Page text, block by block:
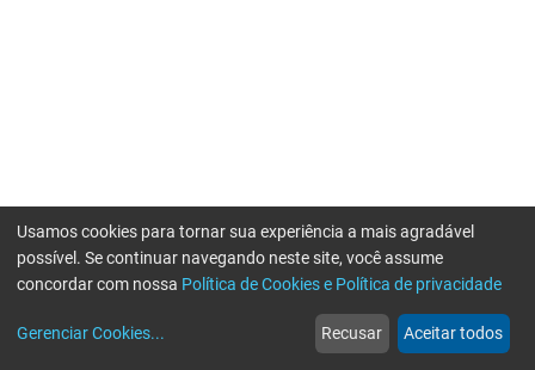
web
Notícias
more_horiz
Mais
Usamos cookies para tornar sua experiência a mais agradável
possível. Se continuar navegando neste site, você assume
concordar com nossa Política de Cookies e Política de privacidade
Gerenciar Cookies... Recusar Aceitar todos
Erro ao enviar informações, por favor tente novamente